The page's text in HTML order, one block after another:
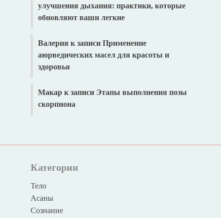
улучшения дыхания: практики, которые
обновляют ваши легкие
Валерия к записи Применение
аюрведических масел для красоты и
здоровья
Макарк записи Этапы выполнения позы
скорпиона
Категории
Тело
Асаны
Сознание